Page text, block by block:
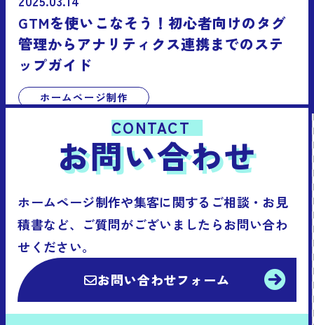
GTMを使いこなそう！初心者向けのタグ
管理からアナリティクス連携までのステ
ップガイド
ホームページ制作
お問い合わせ
CONTACT
ホームページ制作や集客に関するご相談・お見
積書など、ご質問がございましたらお問い合わ
せください。
お問い合わせフォーム